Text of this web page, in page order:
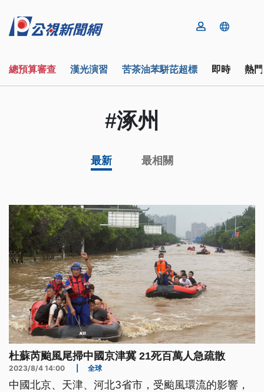
總預算審查 漢光演習 苦茶油苯駢芘超標 即時 熱
#涿州
最新 最相關
杜蘇芮颱風尾掃中國京津冀 21死百萬人急疏散
2023/8/4 14:00 全球
中國北京、天津、河北3省市，受颱風環流的影響，